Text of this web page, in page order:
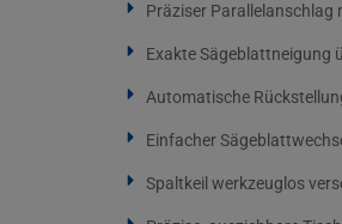
Präziser Parallelanschlag
Exakte Sägeblattneigung
Automatische
Einfacher
Spaltkeil werkzeuglos